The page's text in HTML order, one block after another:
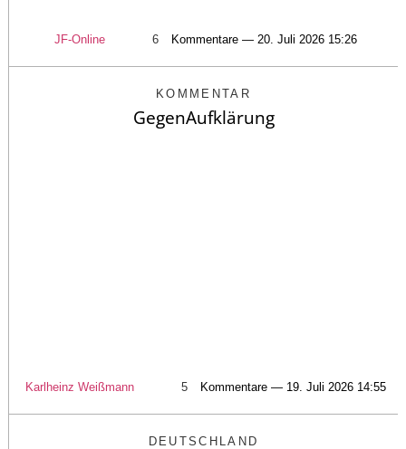
JF-Online 6 Kommentare — 20. Juli 2026 15:26
KOMMENTAR
GegenAufklärung
Karlheinz Weißmann 5 Kommentare — 19. Juli 2026 14:55
DEUTSCHLAND